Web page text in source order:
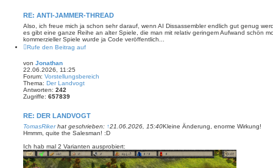
RE: ANTI-JAMMER-THREAD
Also, ich freue mich ja schon sehr darauf, wenn AI Dissassembler endlich gut genug
es gibt eine ganze Reihe an alter Spiele, die man mit relativ geringem Aufwand schön
kommerzieller Spiele wurde ja Code veröffentlich...
Rufe den Beitrag auf
von Jonathan
22.06.2026, 11:25
Forum: Vorstellungsbereich
Thema: Der Landvogt
Antworten: 242
Zugriffe: 657839
RE: DER LANDVOGT
TomasRikerhat geschrieben: ↑21.06.2026, 15:40Kleine Änderung, enorme Wirkung!
Hmmm, quite the Salesman! :D
Ich hab mal 2 Varianten ausprobiert: